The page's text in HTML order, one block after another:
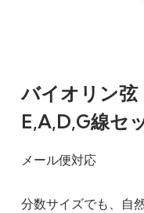
バイオリン
E,A,D,G線セ
メール便対応
分数サイズでも、自